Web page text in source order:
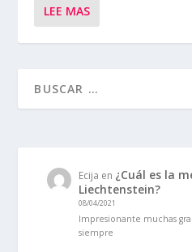
LEE MAS
Ecija en ¿Cuál es la
Liechtenstein?
08/04/2021
Impresionante muchas
siempre